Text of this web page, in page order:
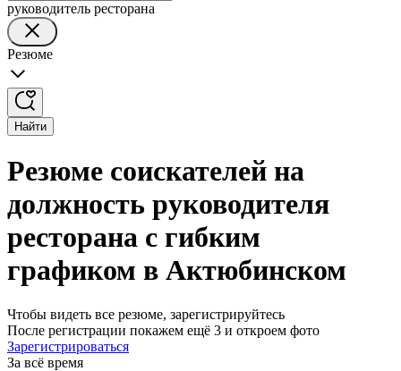
руководитель ресторана
Резюме
Найти
Резюме соискателей на
должность руководителя
ресторана с гибким
графиком в Актюбинском
Чтобы видеть все резюме, зарегистрируйтесь
После регистрации покажем ещё 3 и откроем фото
Зарегистрироваться
За всё время